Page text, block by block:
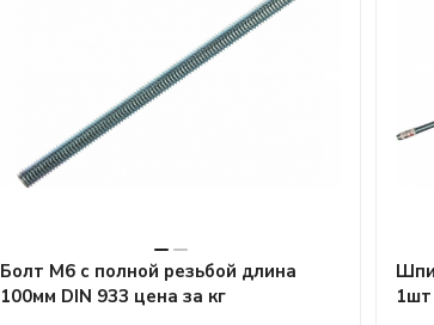
Болт М6 с полной резьбой длина
100мм DIN 933 цена за кг
1шт